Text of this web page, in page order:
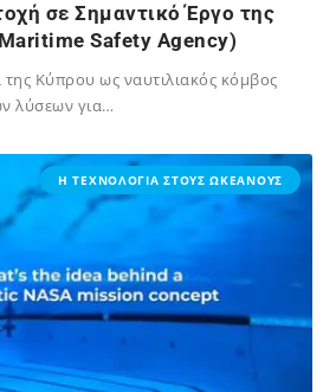
σε Σημαντικό Έργο της
Safety Agency)
Κύπρου ως ναυτιλιακός κόμβος
λύσεων για…
Η ΤΕΧΝΟΛΟΓΙΑ ΣΤΟΥΣ ΩΚΕΑΝΟΥΣ